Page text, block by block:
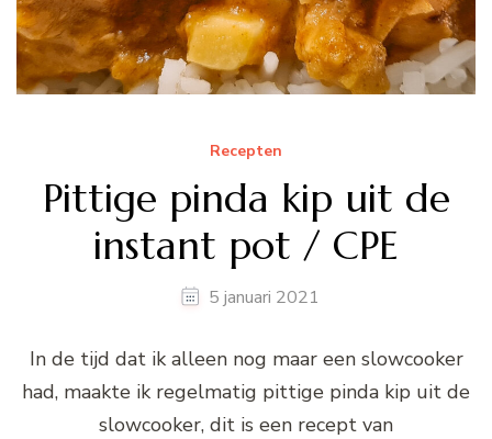
Recepten
Pittige pinda kip uit de
instant pot / CPE
5 januari 2021
In de tijd dat ik alleen nog maar een slowcooker
had, maakte ik regelmatig pittige pinda kip uit de
slowcooker, dit is een recept van